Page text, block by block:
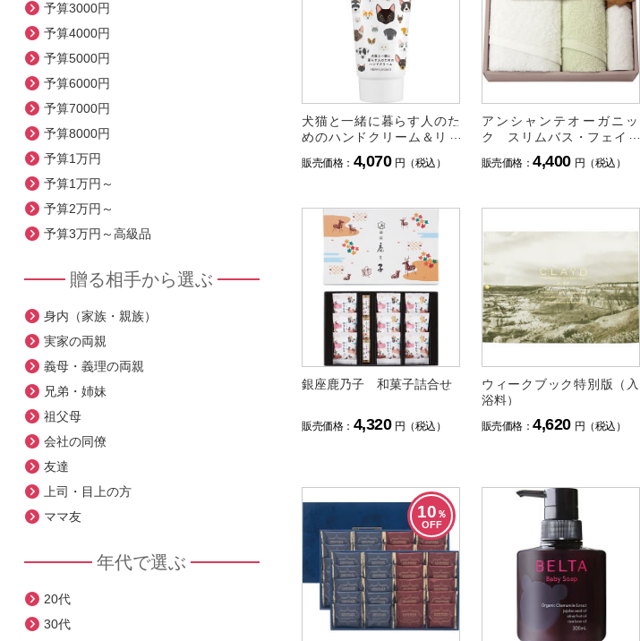
犬猫と一緒に暮らす人のた
めのハンドクリーム＆リッ
プクリームセット
販売価格： 4,070 円（税込）
アンシャンテオーガニッ
ク スリムバス・フェイス
タオル・タオルハンカチセ
ット
販売価格：4,400 円（税込）
銀座鹿乃子 和菓子詰合せ
販売価格： 4,320 円（税込）
ウィークブック特別版（入
浴料）
販売価格：4,620 円（税込）
10 ％
OFF
予算3000円
予算4000円
予算5000円
予算6000円
予算7000円
予算8000円
予算1万円
予算1万円～
予算2万円～
予算3万円～高級品
贈る相手から選ぶ
身内（家族・親族）
実家の両親
義母・義理の両親
兄弟・姉妹
祖父母
会社の同僚
友達
上司・目上の方
ママ友
年代で選ぶ
20代
30代